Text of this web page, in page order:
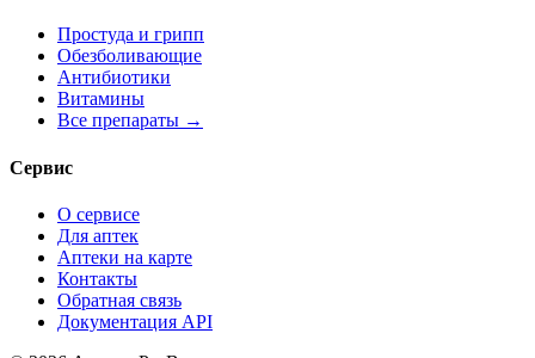
Простуда и грипп
Обезболивающие
Антибиотики
Витамины
Все препараты →
Сервис
О сервисе
Для аптек
Аптеки на карте
Контакты
Обратная связь
Документация API